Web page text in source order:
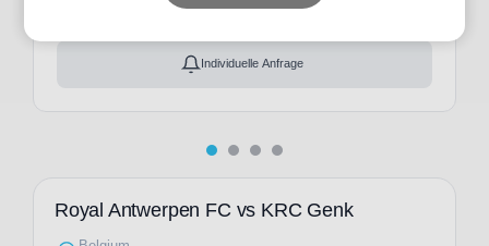
Ticket(s) + Hotel
Individuelle Anfrage
Royal Antwerpen FC vs KRC Genk